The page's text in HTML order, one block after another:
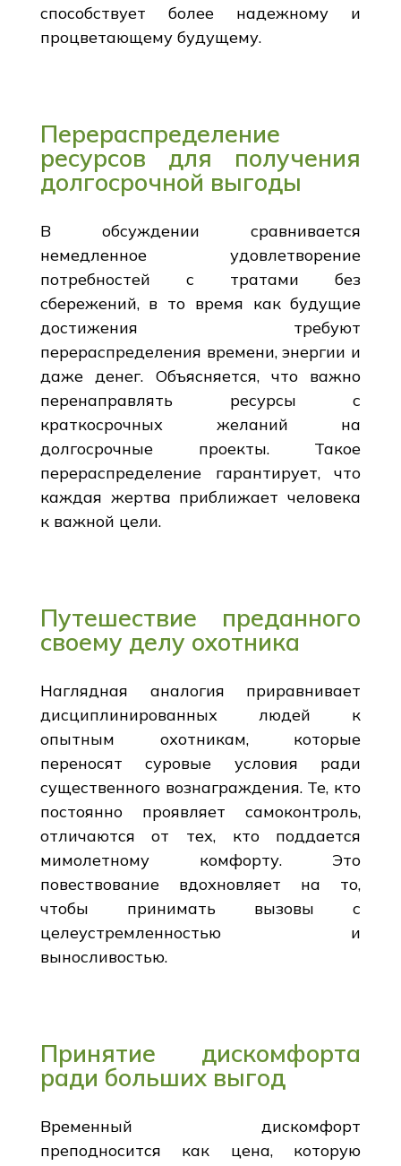
способствует более надежному и
процветающему будущему.
Перераспределение
ресурсов для получения
долгосрочной выгоды
В обсуждении сравнивается
немедленное удовлетворение
потребностей с тратами без
сбережений, в то время как будущие
достижения требуют
перераспределения времени, энергии и
даже денег. Объясняется, что важно
перенаправлять ресурсы с
краткосрочных желаний на
долгосрочные проекты. Такое
перераспределение гарантирует, что
каждая жертва приближает человека
к важной цели.
Путешествие преданного
своему делу охотника
Наглядная аналогия приравнивает
дисциплинированных людей к
опытным охотникам, которые
переносят суровые условия ради
существенного вознаграждения. Те, кто
постоянно проявляет самоконтроль,
отличаются от тех, кто поддается
мимолетному комфорту. Это
повествование вдохновляет на то,
чтобы принимать вызовы с
целеустремленностью и
выносливостью.
Принятие дискомфорта
ради больших выгод
Временный дискомфорт
преподносится как цена, которую